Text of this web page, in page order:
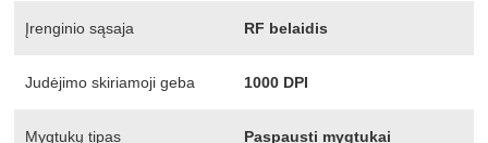
Įrenginio sąsaja RF belaidis
Judėjimo skiriamoji geba 1000 DPI
Mygtukų tipas Paspausti mygtukai